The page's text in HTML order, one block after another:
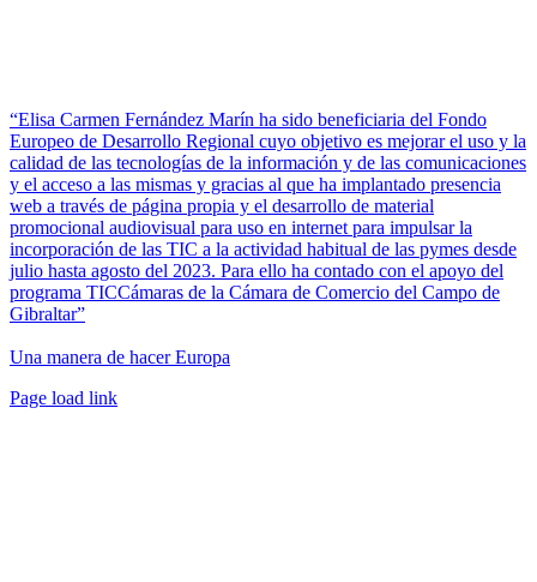
“Elisa Carmen Fernández Marín ha sido beneficiaria del Fondo
Europeo de Desarrollo Regional cuyo objetivo es mejorar el uso y la
calidad de las tecnologías de la información y de las comunicaciones
y el acceso a las mismas y gracias al que ha implantado presencia
web a través de página propia y el desarrollo de material
promocional audiovisual para uso en internet para impulsar la
incorporación de las TIC a la actividad habitual de las pymes desde
julio hasta agosto del 2023. Para ello ha contado con el apoyo del
programa TICCámaras de la Cámara de Comercio del Campo de
Gibraltar”
Una manera de hacer Europa
Facebook
Twitter
Instagram
Pinterest
Page load link